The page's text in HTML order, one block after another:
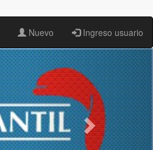
Nuevo Ingreso usuario